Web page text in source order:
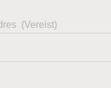
(Vereist)